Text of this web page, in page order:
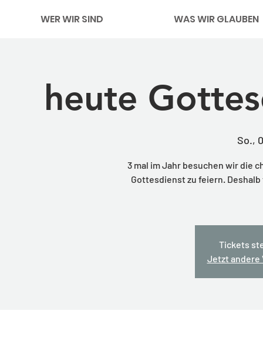
WER WIR SIND WAS WIR GLAUBEN
heute
So.,
3 mal im Jahr besuchen wir die
Gottesdienst zu feiern.
Tickets
Jetzt andere